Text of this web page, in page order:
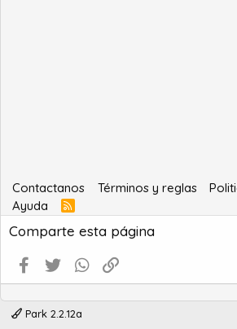
Contactanos Términos y reglas
Ayuda
R
S
S
Comparte esta página
Facebook
Twitter WhatsApp
Park 2.2.12a